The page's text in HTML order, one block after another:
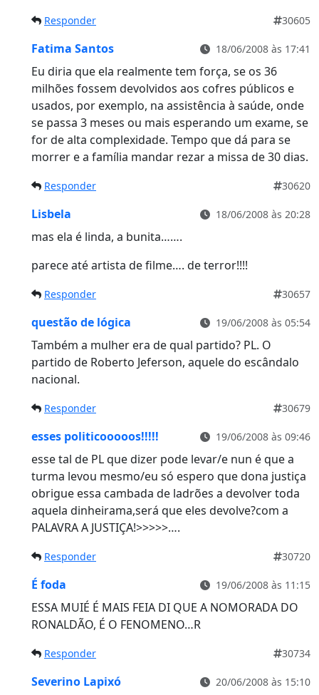
Responder 30605
Fatima Santos 18/06/2008 às 17:41
Eu diria que ela realmente tem força, se os 36
milhões fossem devolvidos aos cofres públicos e
usados, por exemplo, na assistência à saúde, onde
se passa 3 meses ou mais esperando um exame, se
for de alta complexidade. Tempo que dá para se
morrer e a família mandar rezar a missa de 30 dias.
Responder 30620
Lisbela 18/06/2008 às 20:28
mas ela é linda, a bunita…….
parece até artista de filme…. de terror!!!!
Responder 30657
questão de lógica 19/06/2008 às 05:54
Também a mulher era de qual partido? PL. O
partido de Roberto Jeferson, aquele do escândalo
nacional.
Responder 30679
esses politicooooos!!!!! 19/06/2008 às 09:46
esse tal de PL que dizer pode levar/e nun é que a
turma levou mesmo/eu só espero que dona justiça
obrigue essa cambada de ladrões a devolver toda
aquela dinheirama,será que eles devolve?com a
PALAVRA A JUSTIÇA!>>>>>….
Responder 30720
É foda 19/06/2008 às 11:15
ESSA MUIÉ É MAIS FEIA DI QUE A NOMORADA DO
RONALDÃO, É O FENOMENO…R
Responder 30734
Severino Lapixó 20/06/2008 às 15:10